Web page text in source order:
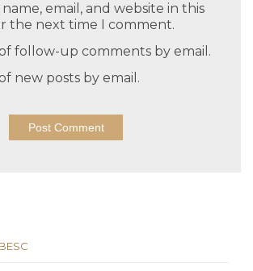
name, email, and website in this
the next time I comment.
follow-up comments by email.
new posts by email.